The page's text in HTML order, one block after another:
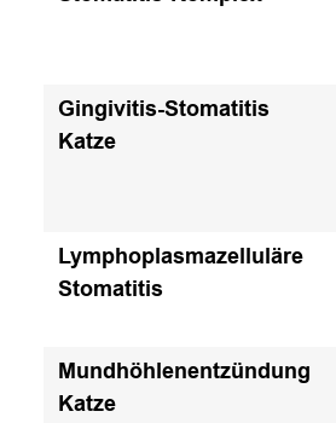
Gingivitis-Stomatitis
Katze
Lymphoplasmazelluläre
Stomatitis
Mundhöhlenentzündung
Katze